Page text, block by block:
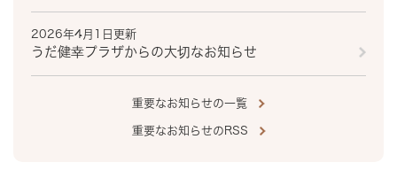
2026年4月1日更新
うだ健幸プラザからの大切なお知らせ
重要なお知らせの一覧
重要なお知らせのRSS